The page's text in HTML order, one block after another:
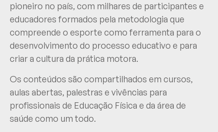
pioneiro no país, com milhares de participantes e
educadores formados pela metodologia que
compreende o esporte como ferramenta para o
desenvolvimento do processo educativo e para
criar a cultura da prática motora.
Os conteúdos são compartilhados em cursos,
aulas abertas, palestras e vivências para
profissionais de Educação Física e da área de
saúde como um todo.